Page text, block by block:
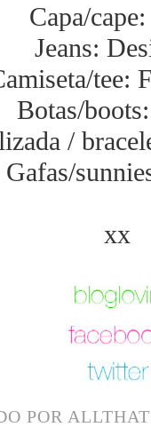
Capa/
Jeans:
tee:
Botas/
/
Gafas/
xx
POR